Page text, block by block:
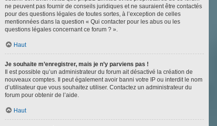
ne peuvent pas fournir de conseils juridiques et ne sauraient être contactés
pour des questions légales de toutes sortes, à l’exception de celles
mentionnées dans la question « Qui contacter pour les abus ou les
questions légales concernant ce forum ? ».
Haut
Je souhaite m’enregistrer, mais je n’y parviens pas !
Il est possible qu’un administrateur du forum ait désactivé la création de
nouveaux comptes. Il peut également avoir banni votre IP ou interdit le nom
d’utilisateur que vous souhaitez utiliser. Contactez un administrateur du
forum pour obtenir de l’aide.
Haut